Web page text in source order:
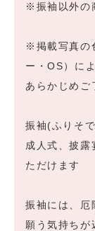
※振袖以外の
※掲載写真の
ー・OS）に
あらかじめご
振袖(ふりそ
成人式、披露
ただけます
振袖には、厄
願う気持ちが